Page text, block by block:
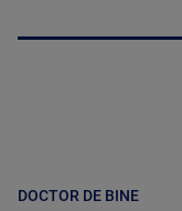
DOCTOR DE BINE